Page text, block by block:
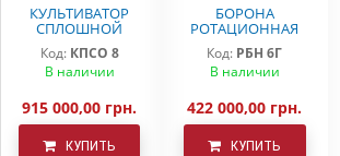
КУЛЬТИВАТОР
СПЛОШНОЙ
ОБРАБОТКИ
КПСО-8 ДЕМЕТРА
Код: КПСО 8
В наличии
915 000,00 грн.
КУПИТЬ
БОРОНА
РОТАЦИОННАЯ
РБН-6 Г
Код: РБН 6Г
В наличии
422 000,00 грн.
КУПИТЬ